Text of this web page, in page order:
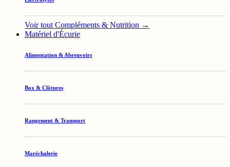
Voir tout Compléments & Nutrition →
Matériel d'Écurie
Alimentation & Abreuvoirs
Box & Clôtures
Rangement & Transport
Maréchalerie